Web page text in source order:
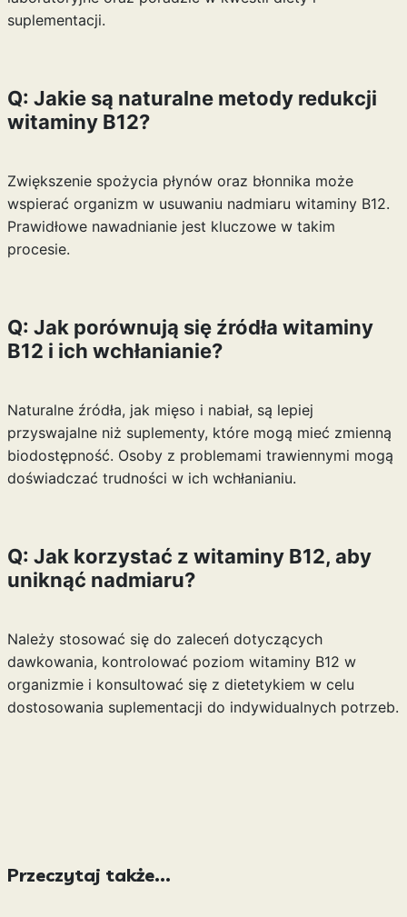
suplementacji.
Q: Jakie są naturalne metody redukcji
witaminy B12?
Zwiększenie spożycia płynów oraz błonnika może
wspierać organizm w usuwaniu nadmiaru witaminy B12.
Prawidłowe nawadnianie jest kluczowe w takim
procesie.
Q: Jak porównują się źródła witaminy
B12 i ich wchłanianie?
Naturalne źródła, jak mięso i nabiał, są lepiej
przyswajalne niż suplementy, które mogą mieć zmienną
biodostępność. Osoby z problemami trawiennymi mogą
doświadczać trudności w ich wchłanianiu.
Q: Jak korzystać z witaminy B12, aby
uniknąć nadmiaru?
Należy stosować się do zaleceń dotyczących
dawkowania, kontrolować poziom witaminy B12 w
organizmie i konsultować się z dietetykiem w celu
dostosowania suplementacji do indywidualnych potrzeb.
Przeczytaj także...